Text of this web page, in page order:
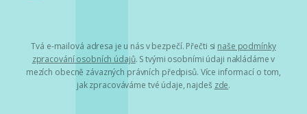
Tvá e-mailová adresa je u nás v bezpečí. Přečti si naše podmínky
zpracování osobních údajů. S tvými osobními údaji nakládáme v
mezích obecně závazných právních předpisů. Více informací o tom,
jak zpracováváme tvé údaje, najdeš zde.